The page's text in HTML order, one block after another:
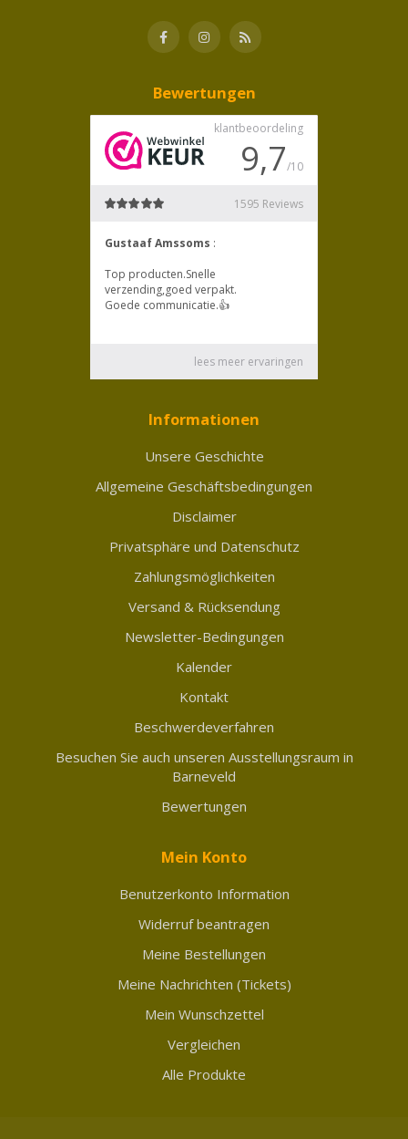
Bewertungen
Informationen
Unsere Geschichte
Allgemeine Geschäftsbedingungen
Disclaimer
Privatsphäre und Datenschutz
Zahlungsmöglichkeiten
Versand & Rücksendung
Newsletter-Bedingungen
Kalender
Kontakt
Beschwerdeverfahren
Besuchen Sie auch unseren Ausstellungsraum in
Barneveld
Bewertungen
Mein Konto
Benutzerkonto Information
Widerruf beantragen
Meine Bestellungen
Meine Nachrichten (Tickets)
Mein Wunschzettel
Vergleichen
Alle Produkte